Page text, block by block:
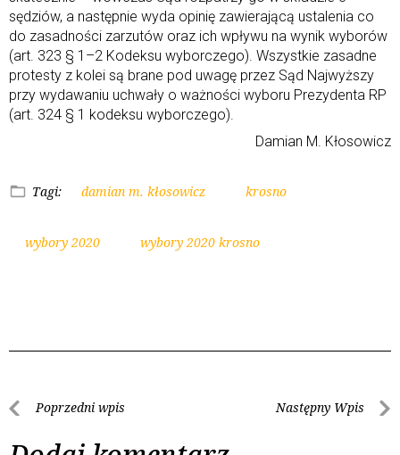
sędziów, a następnie wyda opinię zawierającą ustalenia co
do zasadności zarzutów oraz ich wpływu na wynik wyborów
(art. 323 § 1–2 Kodeksu wyborczego). Wszystkie zasadne
protesty z kolei są brane pod uwagę przez Sąd Najwyższy
przy wydawaniu uchwały o ważności wyboru Prezydenta RP
(art. 324 § 1 kodeksu wyborczego).
Damian M. Kłosowicz
Tagi: damian m. kłosowicz krosno
wybory 2020 wybory 2020 krosno
Poprzedni wpis Następny Wpis